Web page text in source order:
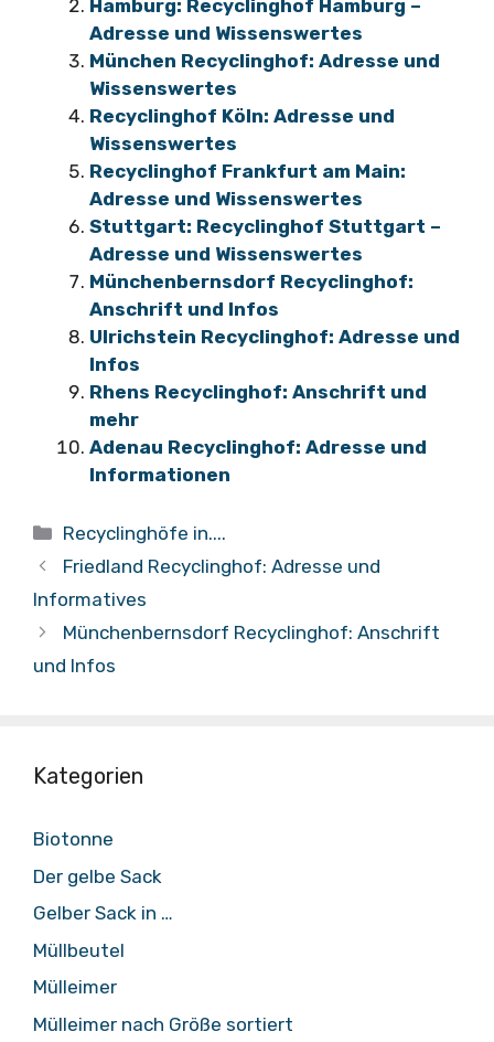
Hamburg: Recyclinghof Hamburg –
Adresse und Wissenswertes
München Recyclinghof: Adresse und
Wissenswertes
Recyclinghof Köln: Adresse und
Wissenswertes
Recyclinghof Frankfurt am Main:
Adresse und Wissenswertes
Stuttgart: Recyclinghof Stuttgart –
Adresse und Wissenswertes
Münchenbernsdorf Recyclinghof:
Anschrift und Infos
Ulrichstein Recyclinghof: Adresse und
Infos
Rhens Recyclinghof: Anschrift und
mehr
Adenau Recyclinghof: Adresse und
Informationen
Kategorien
Recyclinghöfe in....
Friedland Recyclinghof: Adresse und
Informatives
Münchenbernsdorf Recyclinghof: Anschrift
und Infos
Kategorien
Biotonne
Der gelbe Sack
Gelber Sack in …
Müllbeutel
Mülleimer
Mülleimer nach Größe sortiert